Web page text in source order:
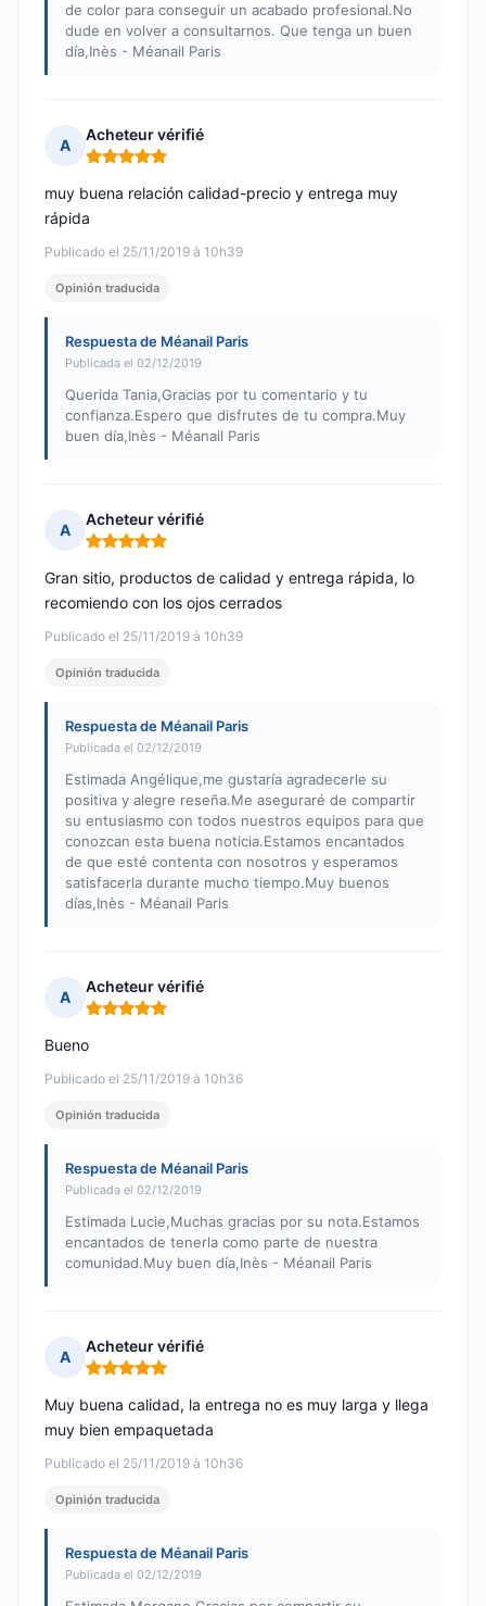
de color para conseguir un acabado profesional.No
dude en volver a consultarnos. Que tenga un buen
día,Inès - Méanail Paris
A
Acheteur vérifié
Nota: 5 de 5
Publicado el 25/11/2019 à 10h39
muy buena relación calidad-precio y entrega muy
rápida
Opinión traducida
Respuesta de Méanail Paris
Publicada el 02/12/2019
Querida Tania,Gracias por tu comentario y tu
confianza.Espero que disfrutes de tu compra.Muy
buen día,Inès - Méanail Paris
A
Acheteur vérifié
Nota: 5 de 5
Publicado el 25/11/2019 à 10h39
Gran sitio, productos de calidad y entrega rápida, lo
recomiendo con los ojos cerrados
Opinión traducida
Respuesta de Méanail Paris
Publicada el 02/12/2019
Estimada Angélique,me gustaría agradecerle su
positiva y alegre reseña.Me aseguraré de compartir
su entusiasmo con todos nuestros equipos para que
conozcan esta buena noticia.Estamos encantados
de que esté contenta con nosotros y esperamos
satisfacerla durante mucho tiempo.Muy buenos
días,Inès - Méanail Paris
A
Acheteur vérifié
Nota: 5 de 5
Publicado el 25/11/2019 à 10h36
Bueno
Opinión traducida
Respuesta de Méanail Paris
Publicada el 02/12/2019
Estimada Lucie,Muchas gracias por su nota.Estamos
encantados de tenerla como parte de nuestra
comunidad.Muy buen día,Inès - Méanail Paris
A
Acheteur vérifié
Nota: 5 de 5
Publicado el 25/11/2019 à 10h36
Muy buena calidad, la entrega no es muy larga y llega
muy bien empaquetada
Opinión traducida
Respuesta de Méanail Paris
Publicada el 02/12/2019